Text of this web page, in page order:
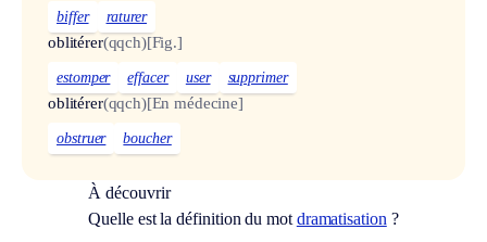
biffer raturer
oblitérer(qqch)[Fig.]
estomper effacer user supprimer
oblitérer(qqch)[En médecine]
obstruer boucher
À découvrir
Quelle est la définition du mot dramatisation ?